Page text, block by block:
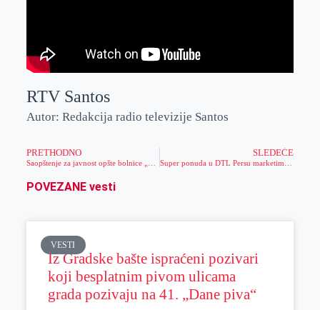
RTV Santos
Autor: Redakcija radio televizije Santos
PRETHODNO SLEDEĆE
POVEZANE vesti
VESTI
Iz Gradske bašte ispraćeni pozivari
koji besplatnim pivom ulicama
grada pozivaju na 41. „Dane piva“